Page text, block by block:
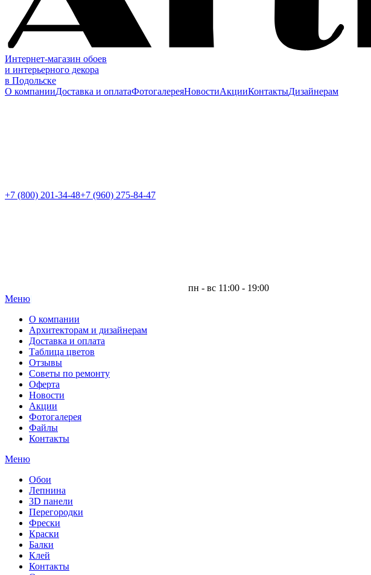
Интернет-магазин обоев
и интерьерного декора
в Подольске
О компанииДоставка и оплатаФотогалереяНовостиАкцииКонтактыДизайнерам
+7 (800) 201-34-48+7 (960) 275-84-47
пн - вс 11:00 - 19:00
Меню|
О компании
Архитекторам и дизайнерам
Доставка и оплата
Таблица цветов
Отзывы
Советы по ремонту
Оферта
Новости
Акции
Фотогалерея
Файлы
Контакты
Меню
Обои
Лепнина
3D панели
Перегородки
Фрески
Краски
Балки
Клей
Контакты